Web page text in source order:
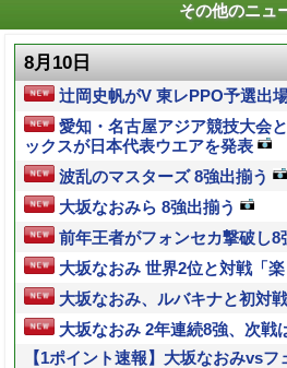
その他のニュ
8月10日
辻岡史帆がV 東レPPO予選出
愛知・名古屋アジア競技大会
ックスが日本代表ウエアを発表
波乱のマスターズ 8強出揃う
大坂なおみら 8強出揃う
前年王者がフォンセカ撃破し8
大坂なおみ 世界2位と対戦「楽
大坂なおみ、ルバキナと初対
大坂なおみ 2年連続8強、次戦
【1ポイント速報】大坂なおみvsフ